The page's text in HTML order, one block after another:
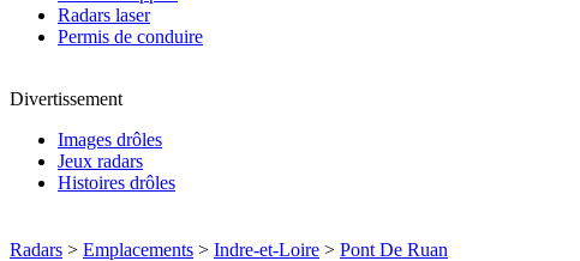
Radars laser
Permis de conduire
Divertissement
Images drôles
Jeux radars
Histoires drôles
Radars > Emplacements > Indre-et-Loire > Pont De Ruan